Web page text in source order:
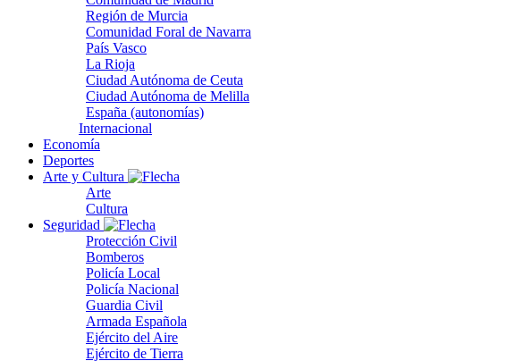
Región de Murcia
Comunidad Foral de Navarra
País Vasco
La Rioja
Ciudad Autónoma de Ceuta
Ciudad Autónoma de Melilla
España (autonomías)
Internacional
Economía
Deportes
Arte y Cultura
Arte
Cultura
Seguridad
Protección Civil
Bomberos
Policía Local
Policía Nacional
Guardia Civil
Armada Española
Ejército del Aire
Ejército de Tierra